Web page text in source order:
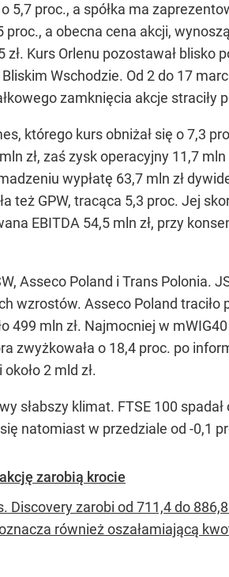
5,7 proc., a spółka ma
a obecna cena akcji,
Kurs Orlenu pozostawał blisko
Wschodzie. Od 2 do 17
zamknięcia akcje straciły
którego kurs obniżał się o 7,3
zł, zaś zysk operacyjny 11,7
wypłatę 63,7 mln zł
też GPW, tracąca 5,3 proc. Jej
EBITDA 54,5 mln zł, przy
Asseco Poland i Trans Polonia.
wzrostów. Asseco Poland traciło
499 mln zł. Najmocniej w
zwyżkowała o 18,4 proc. po
2 mld zł.
słabszy klimat. FTSE 100
natomiast w przedziale od -0,1
zarobią krocie
Discovery zarobi od 711,4 do
również oszałamiającą